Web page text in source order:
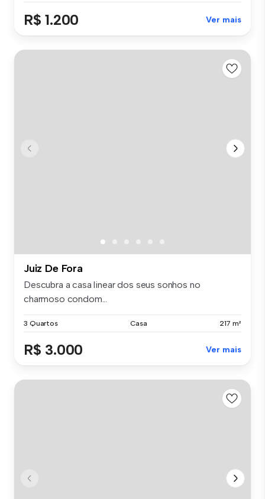
R$ 1.200 Ver mais
Juiz De Fora
Descubra a casa linear dos seus sonhos no
charmoso condom...
3 Quartos Casa 217 m²
R$ 3.000 Ver mais